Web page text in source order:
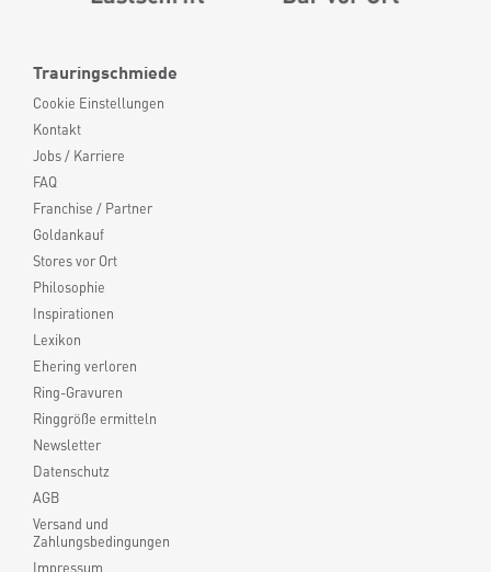
Trauringschmiede
Cookie Einstellungen
Kontakt
Jobs / Karriere
FAQ
Franchise / Partner
Goldankauf
Stores vor Ort
Philosophie
Inspirationen
Lexikon
Ehering verloren
Ring-Gravuren
Ringgröße ermitteln
Newsletter
Datenschutz
AGB
Versand und
Zahlungsbedingungen
Impressum